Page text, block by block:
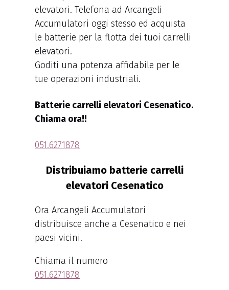
elevatori. Telefona ad Arcangeli
Accumulatori oggi stesso ed acquista
le batterie per la flotta dei tuoi carrelli
elevatori.
Goditi una potenza affidabile per le
tue operazioni industriali.
Batterie carrelli elevatori Cesenatico.
Chiama ora!!
051.6271878
Distribuiamo batterie carrelli
elevatori Cesenatico
Ora Arcangeli Accumulatori
distribuisce anche a Cesenatico e nei
paesi vicini.
Chiama il numero
051.6271878